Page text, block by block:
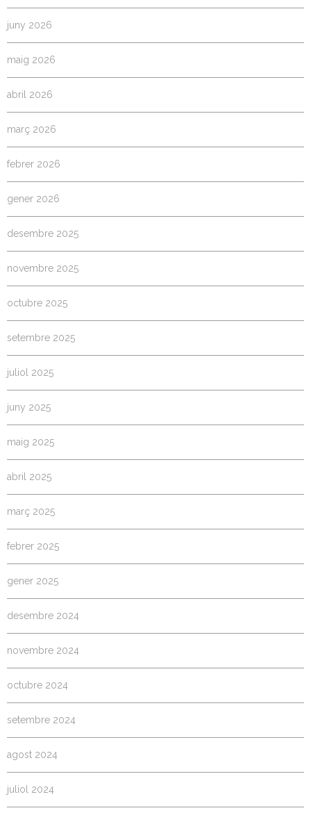
juny 2026
maig 2026
abril 2026
març 2026
febrer 2026
gener 2026
desembre 2025
novembre 2025
octubre 2025
setembre 2025
juliol 2025
juny 2025
maig 2025
abril 2025
març 2025
febrer 2025
gener 2025
desembre 2024
novembre 2024
octubre 2024
setembre 2024
agost 2024
juliol 2024